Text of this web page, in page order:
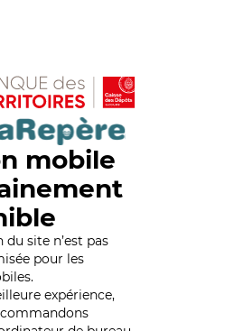
mobile
site n’est pas
pour les
expérience,